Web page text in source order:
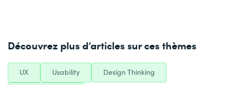
Découvrez plus d’articles sur ces thèmes
UX Usability Design Thinking